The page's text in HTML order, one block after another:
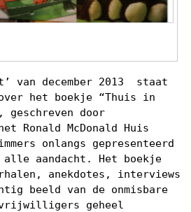
van december 2013 staat
het boekje “Thuis in
door
Ronald McDonald Huis
onlangs gepresenteerd
alle aandacht. Het boekje
anekdotes, interviews
beeld van de onmisbare
geheel